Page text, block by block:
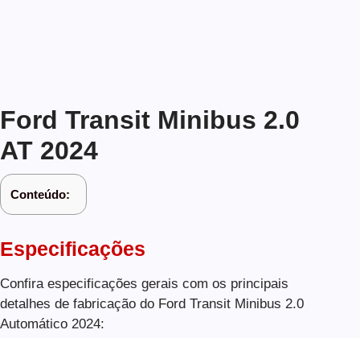
Ford Transit Minibus 2.0
AT 2024
Conteúdo:
Especificações
Confira especificações gerais com os principais
detalhes de fabricação do Ford Transit Minibus 2.0
Automático 2024: